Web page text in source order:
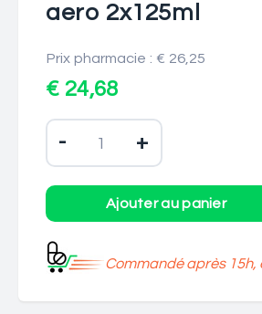
aero 2x125ml
Prix pharmacie : € 26,25
€ 24,68
- +
Commandé après 15h,